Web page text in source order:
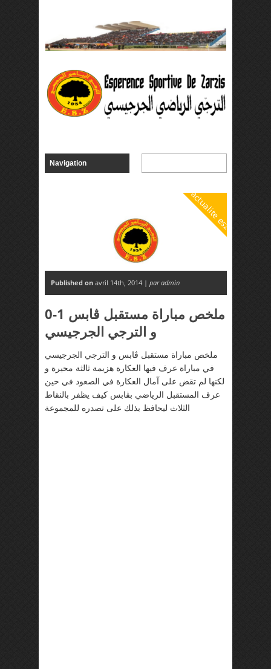
actualite esz
Published on avril 14th, 2014 | par admin
0-1 ملخص مباراة مستقبل ڤابس
و الترجي الجرجيسي
ملخص مباراة مستقبل ڤابس و الترجي الجرجيسي
في مباراة عرف فيها العكارة هزيمة ثالثة محيرة و
لكنها لم تقض على آمال العكارة في الصعود في حين
عرف المستقبل الرياضي بڤابس كيف يظفر بالنقاط
الثلاث ليحافظ بذلك على تصدره للمجموعة